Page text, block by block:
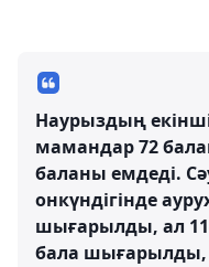
Наурыздың
мамандар 72
баланы емдеді.
онкүндігінде
шығарылды, ал
бала шығарылды,